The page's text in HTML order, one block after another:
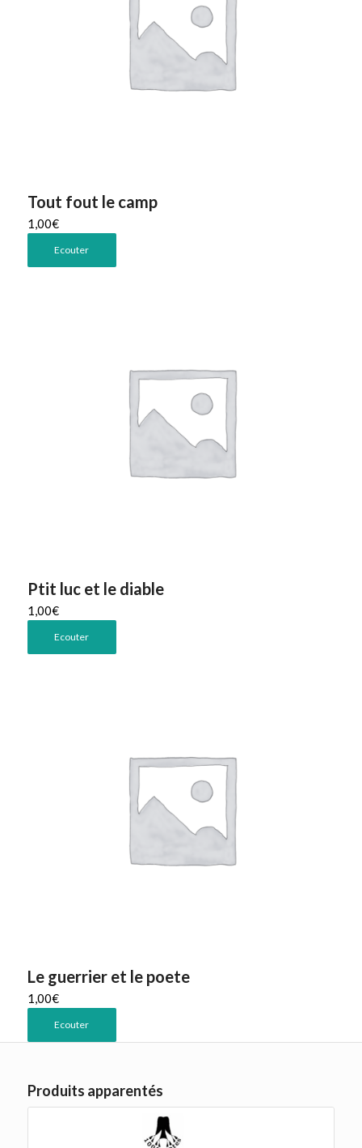
Tout fout le camp
1,00€
Ecouter
Ptit luc et le diable
1,00€
Ecouter
Le guerrier et le poete
1,00€
Ecouter
Produits apparentés